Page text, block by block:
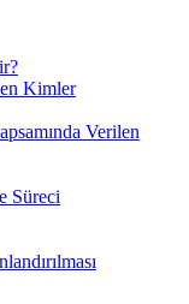
Kimler
Verilen
Süreci